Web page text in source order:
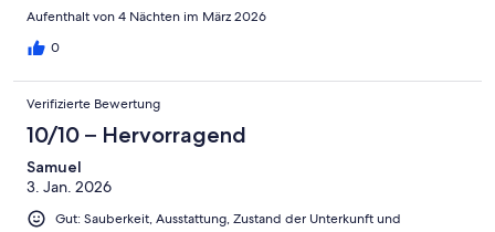
Aufenthalt von 4 Nächten im März 2026
0
Verifizierte Bewertung
10/10 – Hervorragend
Samuel
3. Jan. 2026
Gut: Sauberkeit, Ausstattung, Zustand der Unterkunft und